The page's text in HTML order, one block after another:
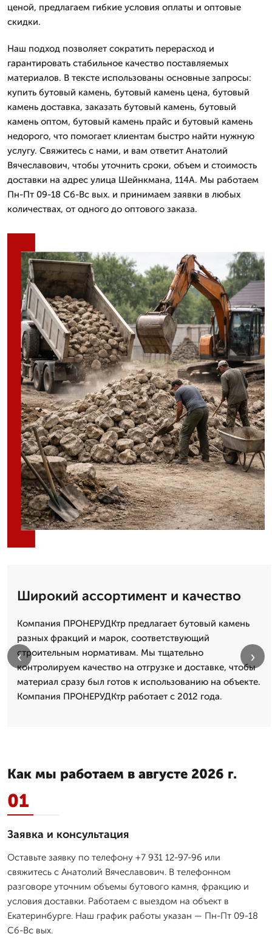
ценой, предлагаем гибкие условия оплаты и оптовые
скидки.
Наш подход позволяет сократить перерасход и
гарантировать стабильное качество поставляемых
материалов. В тексте использованы основные запросы:
купить бутовый камень, бутовый камень цена, бутовый
камень доставка, заказать бутовый камень, бутовый
камень оптом, бутовый камень прайс и бутовый камень
недорого, что помогает клиентам быстро найти нужную
услугу. Свяжитесь с нами, и вам ответит Анатолий
Вячеславович, чтобы уточнить сроки, объем и стоимость
доставки на адрес улица Шейнкмана, 114А. Мы работаем
Пн-Пт 09-18 Сб-Вс вых. и принимаем заявки в любых
количествах, от одного до оптового заказа.
Широкий ассортимент и качество
Компания ПРОНЕРУДКтр предлагает бутовый камень
разных фракций и марок, соответствующий
строительным нормативам. Мы тщательно
контролируем качество на отгрузке и доставке, чтобы
материал сразу был готов к использованию на объекте.
Компания ПРОНЕРУДКтр работает с 2012 года.
‹ ›
Как мы работаем в августе 2026 г.
01
Заявка и консультация
Оставьте заявку по телефону +7 931 12-97-96 или
свяжитесь с Анатолий Вячеславович. В телефонном
разговоре уточним объемы бутового камня, фракцию и
условия доставки. Работаем с выездом на объект в
Екатеринбурге. Наш график работы указан — Пн-Пт 09-18
Сб-Вс вых.